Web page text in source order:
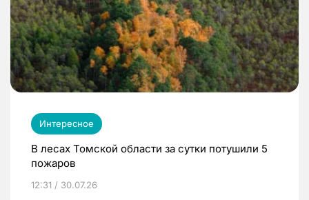
Интересное
В лесах Томской области за сутки потушили 5
пожаров
12:31 / 30.07.26